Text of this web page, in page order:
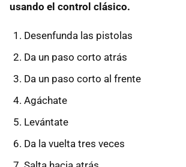
usando el control clásico.
Desenfunda las pistolas
Da un paso corto atrás
Da un paso corto al frente
Agáchate
Levántate
Da la vuelta tres veces